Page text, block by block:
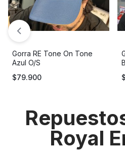
Gorra RE Tone On Tone
Azul O/S
$79.900
$
Royal